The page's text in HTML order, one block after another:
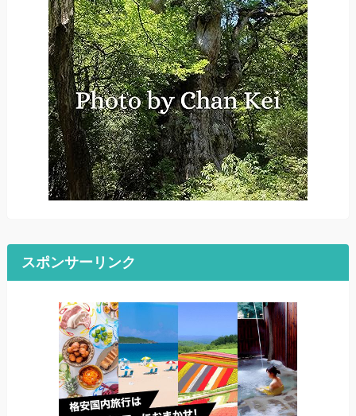
スポンサーリンク